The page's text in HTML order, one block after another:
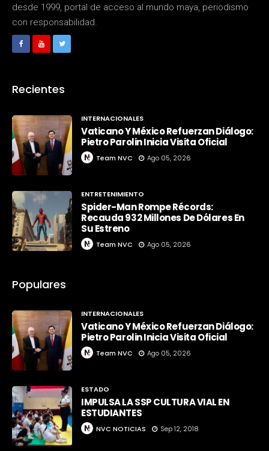
desde 1999, portal de acceso al mundo maya, periodismo
con responsabilidad.
Recientes
INTERNACIONALES
Vaticano Y México Refuerzan Diálogo:
Pietro Parolin Inicia Visita Oficial
Team NVC Ago 05, 2026
ENTRETENIMIENTO
Spider-Man Rompe Récords:
Recauda 932 Millones De Dólares En
Su Estreno
Team NVC Ago 05, 2026
Populares
INTERNACIONALES
Vaticano Y México Refuerzan Diálogo:
Pietro Parolin Inicia Visita Oficial
Team NVC Ago 05, 2026
ESTADO
IMPULSA LA SSP CULTURA VIAL EN
ESTUDIANTES
NVC NOTICIAS Sep 12, 2018